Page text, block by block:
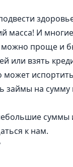
масса! И
проще и
или взять
может
займы на сумму
суммы
к нам.